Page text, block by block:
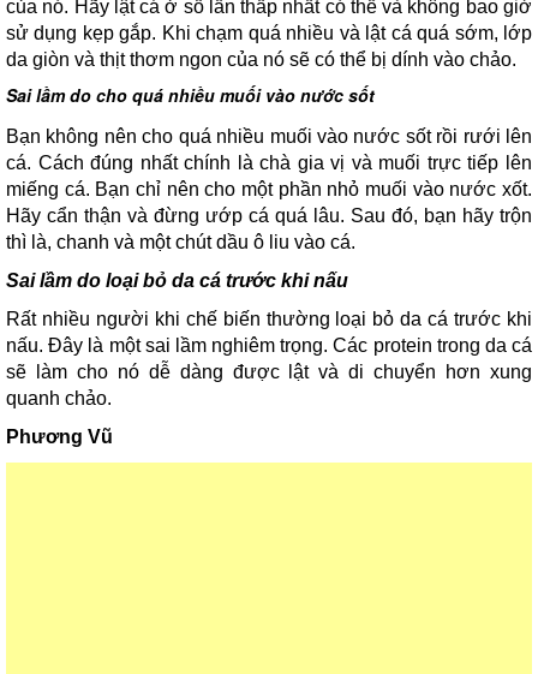
của nó. Hãy lật cá ở số lần thấp nhất có thể và không bao giờ
sử dụng kẹp gắp. Khi chạm quá nhiều và lật cá quá sớm, lớp
da giòn và thịt thơm ngon của nó sẽ có thể bị dính vào chảo.
Sai lầm do cho quá nhiều muối vào nước sốt
Bạn không nên cho quá nhiều muối vào nước sốt rồi rưới lên
cá. Cách đúng nhất chính là chà gia vị và muối trực tiếp lên
miếng cá. Bạn chỉ nên cho một phần nhỏ muối vào nước xốt.
Hãy cẩn thận và đừng ướp cá quá lâu. Sau đó, bạn hãy trộn
thì là, chanh và một chút dầu ô liu vào cá.
Sai lầm do loại bỏ da cá trước khi nấu
Rất nhiều người khi chế biến thường loại bỏ da cá trước khi
nấu. Đây là một sai lầm nghiêm trọng. Các protein trong da cá
sẽ làm cho nó dễ dàng được lật và di chuyển hơn xung
quanh chảo.
Phương Vũ